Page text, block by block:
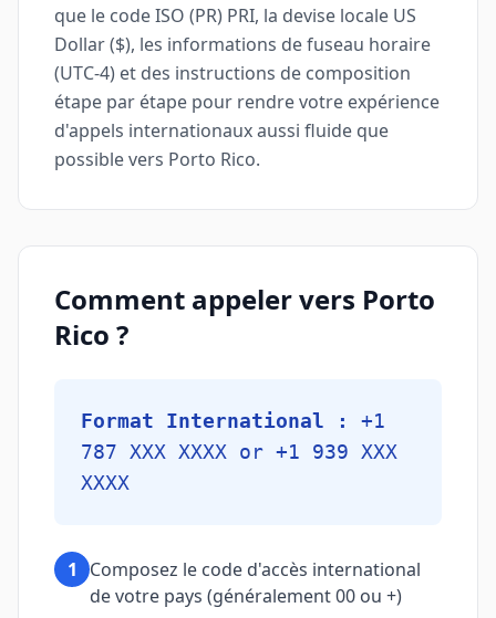
que le code ISO (PR) PRI, la devise locale US
Dollar ($), les informations de fuseau horaire
(UTC-4) et des instructions de composition
étape par étape pour rendre votre expérience
d'appels internationaux aussi fluide que
possible vers Porto Rico.
Comment appeler vers Porto
Rico ?
Format International :
+1
787 XXX XXXX or +1 939 XXX
XXXX
1
Composez le code d'accès international
de votre pays (généralement 00 ou +)